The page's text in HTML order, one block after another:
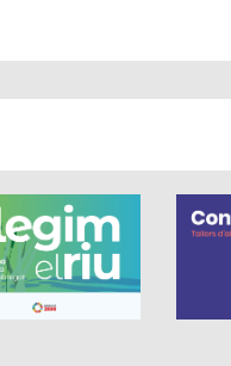
is 0 stars out of 5.